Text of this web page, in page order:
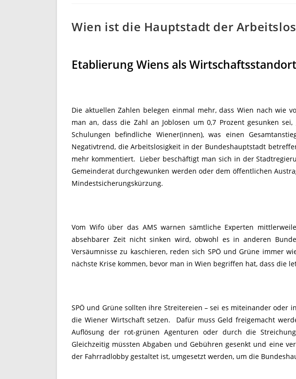
Wien ist die Hauptstadt der
Etablierung Wiens als
Die aktuellen Zahlen belegen einmal mehr, dass Wien nach wie
man an, dass die Zahl an Joblosen um 0,7 Prozent gesunken
Schulungen befindliche Wiener(innen), was einen
Negativtrend, die Arbeitslosigkeit in der Bundeshauptstadt
mehr kommentiert. Lieber beschäftigt man sich in der
Gemeinderat durchgewunken werden oder dem öffentlichen
Mindestsicherungskürzung.
Vom Wifo über das AMS warnen sämtliche Experten
absehbarer Zeit nicht sinken wird, obwohl es in anderen
Versäumnisse zu kaschieren, reden sich SPÖ und Grüne immer
nächste Krise kommen, bevor man in Wien begriffen hat, dass die
SPÖ und Grüne sollten ihre Streitereien – sei es miteinander
die Wiener Wirtschaft setzen. Dafür muss Geld freigemacht
Auflösung der rot-grünen Agenturen oder durch die
Gleichzeitig müssten Abgaben und Gebühren gesenkt und eine
der Fahrradlobby gestaltet ist, umgesetzt werden, um die